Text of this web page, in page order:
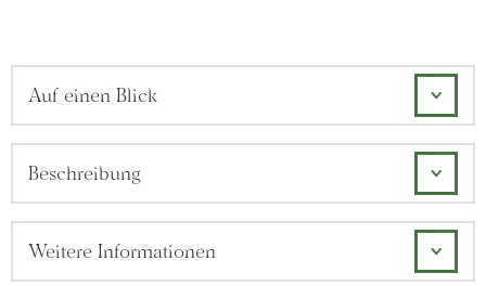
Auf einen Blick
Beschreibung
Weitere Informationen